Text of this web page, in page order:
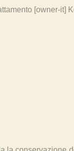
[owner-it]